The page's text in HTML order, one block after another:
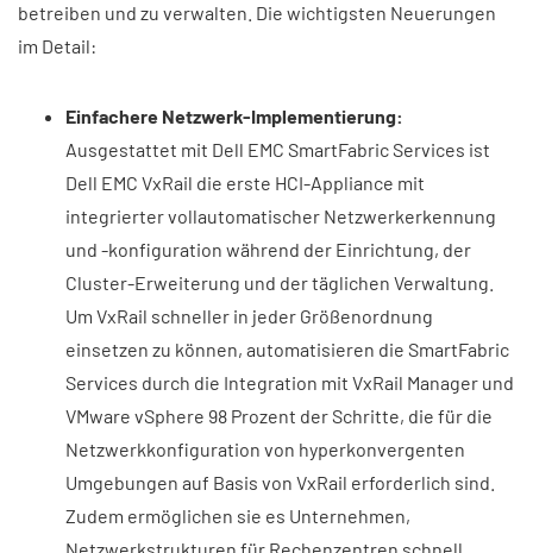
betreiben und zu verwalten. Die wichtigsten Neuerungen
im Detail:
Einfachere Netzwerk-Implementierung:
Ausgestattet mit Dell EMC SmartFabric Services ist
Dell EMC VxRail die erste HCI-Appliance mit
integrierter vollautomatischer Netzwerkerkennung
und -konfiguration während der Einrichtung, der
Cluster-Erweiterung und der täglichen Verwaltung.
Um VxRail schneller in jeder Größenordnung
einsetzen zu können, automatisieren die SmartFabric
Services durch die Integration mit VxRail Manager und
VMware vSphere 98 Prozent der Schritte, die für die
Netzwerkkonfiguration von hyperkonvergenten
Umgebungen auf Basis von VxRail erforderlich sind.
Zudem ermöglichen sie es Unternehmen,